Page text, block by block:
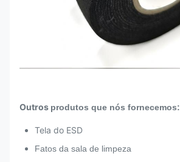
Outros produtos que nós fornecemos:
Tela do ESD
Fatos da sala de limpeza